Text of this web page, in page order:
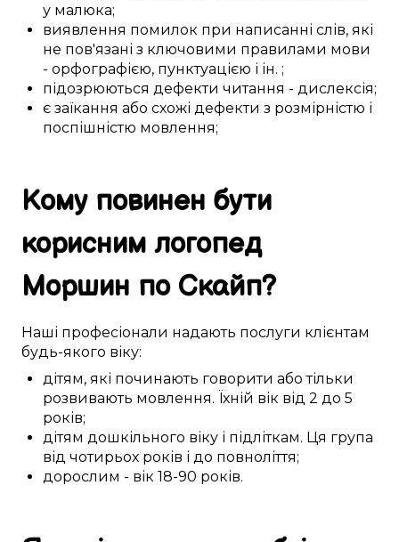
у малюка;
виявлення помилок при написанні слів, які
не пов'язані з ключовими правилами мови
- орфографією, пунктуацією і ін. ;
підозрюються дефекти читання - дислексія;
є заїкання або схожі дефекти з розмірністю і
поспішністю мовлення;
Кому повинен бути
корисним логопед
Моршин по Скайп?
Наші професіонали надають послуги клієнтам
будь-якого віку:
дітям, які починають говорити аботільки
розвивають мовлення. Їхній вік від 2 до 5
років;
дітям дошкільного віку і підліткам. Ця група
від чотирьох років і до повноліття;
дорослим - вік 18-90 років.